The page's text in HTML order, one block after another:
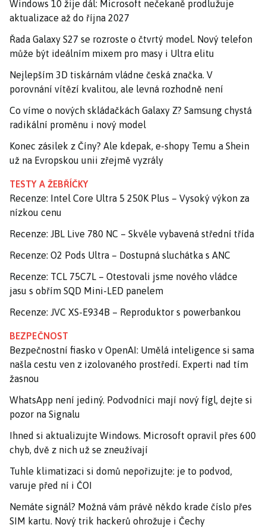
Windows 10 žije dál: Microsoft nečekaně prodlužuje
aktualizace až do října 2027
Řada Galaxy S27 se rozroste o čtvrtý model. Nový telefon
může být ideálním mixem pro masy i Ultra elitu
Nejlepším 3D tiskárnám vládne česká značka. V
porovnání vítězí kvalitou, ale levná rozhodně není
Co víme o nových skládačkách Galaxy Z? Samsung chystá
radikální proměnu i nový model
Konec zásilek z Číny? Ale kdepak, e-shopy Temu a Shein
už na Evropskou unii zřejmě vyzrály
TESTY A ŽEBŘÍČKY
Recenze: Intel Core Ultra 5 250K Plus – Vysoký výkon za
nízkou cenu
Recenze: JBL Live 780 NC – Skvěle vybavená střední třída
Recenze: O2 Pods Ultra – Dostupná sluchátka s ANC
Recenze: TCL 75C7L – Otestovali jsme nového vládce
jasu s obřím SQD Mini-LED panelem
Recenze: JVC XS-E934B – Reproduktor s powerbankou
BEZPEČNOST
Bezpečnostní fiasko v OpenAI: Umělá inteligence si sama
našla cestu ven z izolovaného prostředí. Experti nad tím
žasnou
WhatsApp není jediný. Podvodníci mají nový fígl, dejte si
pozor na Signalu
Ihned si aktualizujte Windows. Microsoft opravil přes 600
chyb, dvě z nich už se zneužívají
Tuhle klimatizaci si domů nepořizujte: je to podvod,
varuje před ní i ČOI
Nemáte signál? Možná vám právě někdo krade číslo přes
SIM kartu. Nový trik hackerů ohrožuje i Čechy